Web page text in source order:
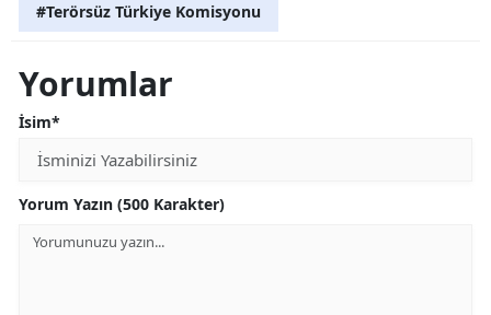
#Terörsüz Türkiye Komisyonu
Yorumlar
İsim*
Yorum Yazın (500 Karakter)